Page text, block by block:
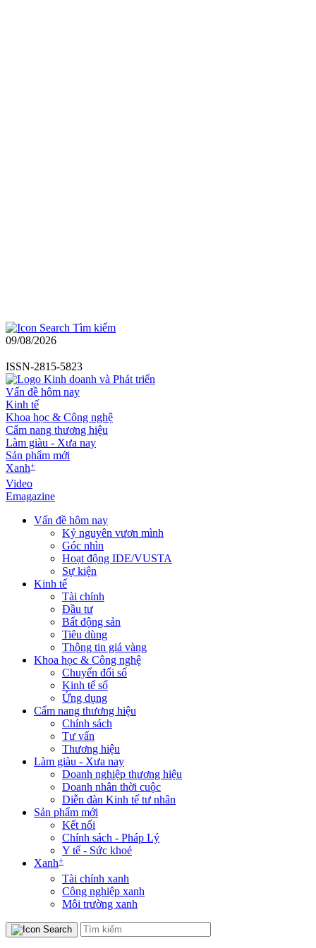
Tìm kiếm
09/08/2026
ISSN-2815-5823
Vấn đề hôm nay
Kinh tế
Khoa học & Công nghệ
Cẩm nang thương hiệu
Làm giàu - Xưa nay
Sản phẩm mới
Xanh+
Video
Emagazine
Vấn đề hôm nay
Kỷ nguyên vươn mình
Góc nhìn
Hoạt động IDE/VUSTA
Sự kiện
Kinh tế
Tài chính
Đầu tư
Bất động sản
Tiêu dùng
Thông tin giá vàng
Khoa học & Công nghệ
Chuyển đổi số
Kinh tế số
Ứng dụng
Cẩm nang thương hiệu
Chính sách
Tư vấn
Thương hiệu
Làm giàu - Xưa nay
Doanh nghiệp thương hiệu
Doanh nhân thời cuộc
Diễn đàn Kinh tế tư nhân
Sản phẩm mới
Kết nối
Chính sách - Pháp Lý
Y tế - Sức khoẻ
Xanh+
Tài chính xanh
Công nghiệp xanh
Môi trường xanh